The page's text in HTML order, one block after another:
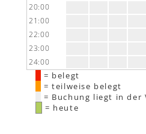
20:00
21:00
22:00
23:00
24:00
= belegt
= teilweise belegt
= Buchung liegt in der
= heute